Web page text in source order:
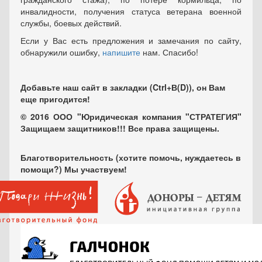
инвалидности, получения статуса ветерана военной
службы, боевых действий.
Если у Вас есть предложения и замечания по сайту,
обнаружили ошибку, напишите нам. Спасибо!
Добавьте наш сайт в закладки (Ctrl+В(D)), он Вам
еще пригодится!
© 2016 ООО "Юридическая компания "СТРАТЕГИЯ"
Защищаем защитников!!! Все права защищены.
Благотворительность (хотите помочь, нуждаетесь в
помощи?) Мы участвуем!